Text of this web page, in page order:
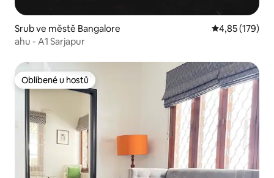
Srub ve městě Bangalore Průměrné
4,85 (179)
ahu - A1 Sarjapur
Oblíbené u hostů
Oblíbené u hostů